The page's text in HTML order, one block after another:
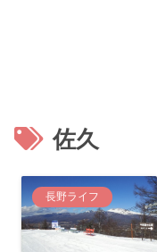
佐久
長野ライフ